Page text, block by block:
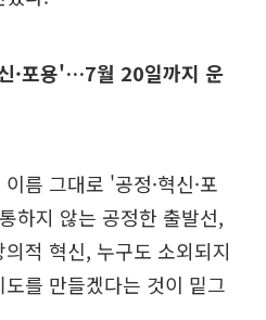
·포용'…7월 20일까지 운
름 그대로 '공정·혁신·포
하지 않는 공정한 출발선,
적 혁신, 누구도 소외되지
를 만들겠다는 것이 밑그